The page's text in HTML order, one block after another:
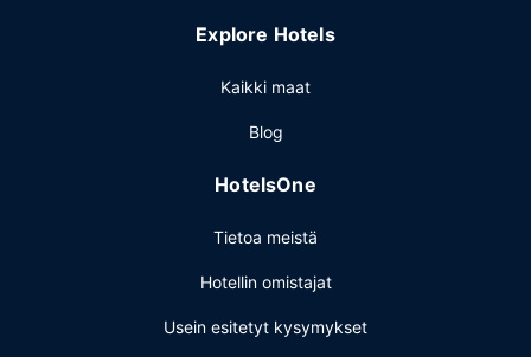
center, ympäri vuorokauden auki oleva vastaanotto ja
asiakkailleen 173 neliömetriä kokoustiloja, joihin kuuluu
Explore Hotels
Kaikki maat
Blog
HotelsOne
Tietoa meistä
Hotellin omistajat
Usein esitetyt kysymykset